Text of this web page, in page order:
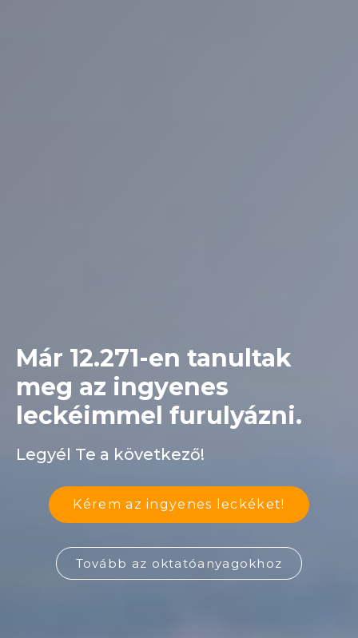
Már 12.271-en tanultak
meg az ingyenes
leckéimmel furulyázni.
Legyél Te a következő!
Kérem az ingyenes leckéket!
Tovább az oktatóanyagokhoz